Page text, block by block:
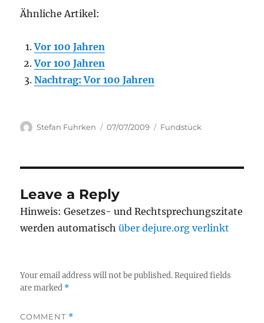
Ähnliche Artikel:
Vor 100 Jahren
Vor 100 Jahren
Nachtrag: Vor 100 Jahren
Author
Stefan Fuhrken
Posted
07/07/2009 Categories
Fundstück
Leave a Reply
Hinweis: Gesetzes- und Rechtsprechungszitate
werden automatischüber dejure.org verlinkt
Your email address will not be published. Required fields
are marked *
COMMENT *